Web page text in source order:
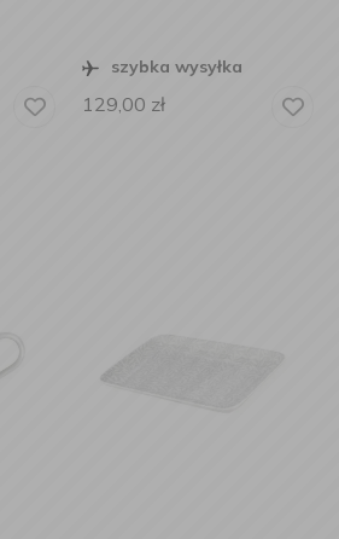
szybka wysyłka
129,00 zł